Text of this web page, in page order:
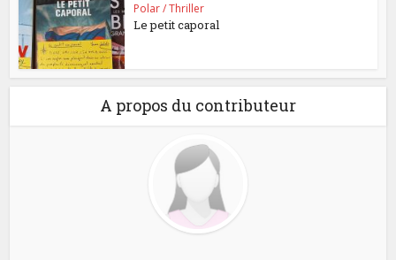
Polar / Thriller
Le petit caporal
A propos du contributeur